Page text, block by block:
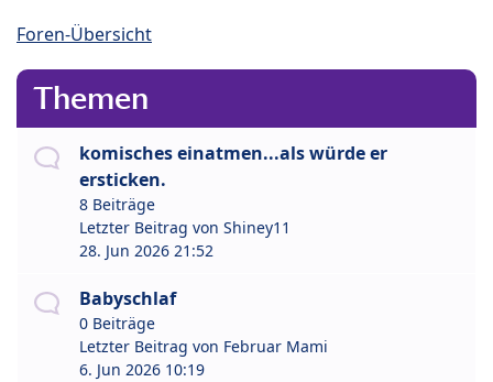
Foren-Übersicht
Themen
komisches einatmen...als würde er
ersticken.
8 Beiträge
Letzter Beitrag von Shiney11
28. Jun 2026 21:52
Babyschlaf
0 Beiträge
Letzter Beitrag von Februar Mami
6. Jun 2026 10:19